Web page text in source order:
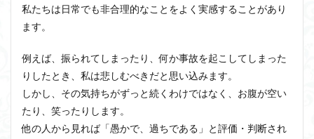
私たちは日常でも非合理的なことをよく実感することがあり
ます。
例えば、振られてしまったり、何か事故を起こしてしまった
りしたとき、私は悲しむべきだと思い込みます。
しかし、その気持ちがずっと続くわけではなく、お腹が空い
たり、笑ったりします。
他の人から見れば「愚かで、過ちである」と評価・判断され